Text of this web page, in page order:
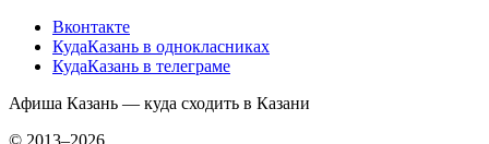
Вконтакте
КудаКазань в однокласниках
КудаКазань в телеграме
Афиша Казань — куда сходить в Казани
© 2013–2026